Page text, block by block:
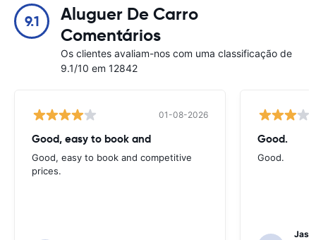
9.1
Aluguer De Carro
Comentários
Os clientes avaliam-nos com uma classificação de
9.1/10 em 12842
01-08-2026
Good, easy to book and
Good, easy to book and competitive
prices.
Good.
Good.